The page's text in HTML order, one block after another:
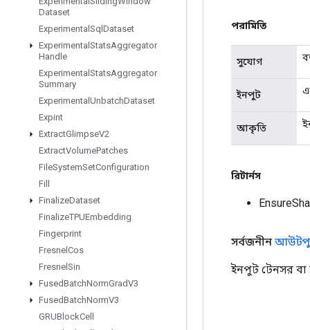
Dataset
Experimental Sql Dataset
Experimental StatsAggregator
Handle
Experimental StatsAggregator
Summary
Experimental UnbatchDataset
Expint
ExtractGlimpseV2
ExtractVolumePatches
FileSystemSetConfiguration
Fill
FinalizeDataset
FinalizeTPUEmbedding
Fingerprint
Fresnel Cos
Fresnel Sin
FusedBatchNormGradV3
FusedBatchNormV3
GRUBlockCell
পরামিতি
সুযোগ
ইনপুট
আকৃতি
রিটার্নস
সর্বজনীন
ইনপুট টেনসর বা